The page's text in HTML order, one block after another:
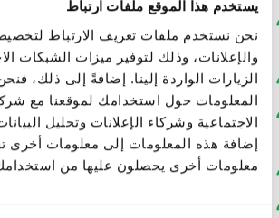
يستخدم هذا الموقع ملفات ارتباط
نحن نستخدم ملفات تعريف الارتباط
والإعلانات، وذلك لتوفير ميزات الشبكات
الزيارات الواردة إلينا. إضافةً إلى ذلك،
المعلومات حول استخدامك لموقعنا مع
الاجتماعية وشركاء الإعلانات وتحليل
إضافة هذه المعلومات إلى معلومات أخرى
معلومات أخرى يحصلون عليها من
الموارد;
الوصول إلى صورة كاملة للأعمال المخطط
تغيير شروط الطلبات الأساسية في لوحة
نظام SAP MRS;
مراقبة أداء المهام;
جدولة الإصلاح التفصيلية.